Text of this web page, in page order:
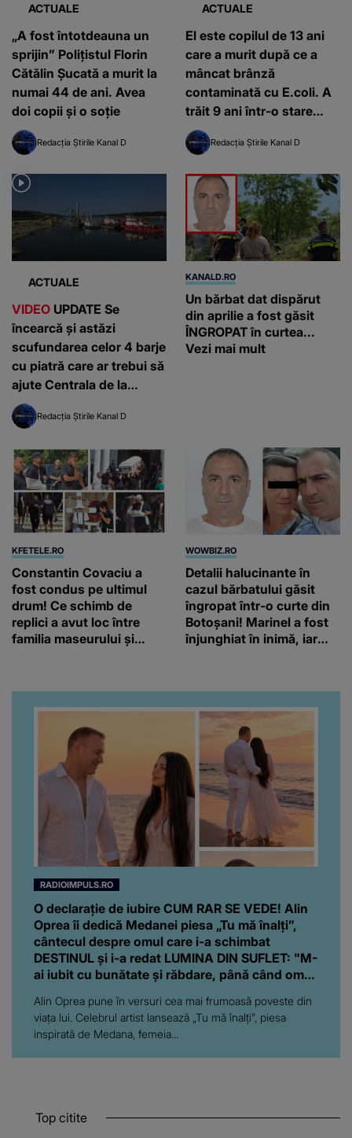
ACTUALE
„A fost întotdeauna un
sprijin” Polițistul Florin
Cătălin Șucată a murit la
numai 44 de ani. Avea
doi copii și o soție
Redacția Știrile Kanal D
ACTUALE
El este copilul de 13 ani
care a murit după ce a
mâncat brânză
contaminată cu E.coli. A
trăit 9 ani într-o stare
vegetativă
Redacția Știrile Kanal D
ACTUALE
VIDEO UPDATE Se
încearcă și astăzi
scufundarea celor 4 barje
cu piatră care ar trebui să
ajute Centrala de la
Cernavodă: „Există un
risc”Redacția Știrile Kanal D
KANALD.RO
Un bărbat dat dispărut
din aprilie a fost găsit
ÎNGROPAT în curtea...
Vezi mai mult
KFETELE.RO
Constantin Covaciu a
fost condus pe ultimul
drum! Ce schimb de
replici a avut loc între
familia maseurului și
obrazul.”
WOWBIZ.RO
Detalii halucinante în
cazul bărbatului găsit
îngropat într-o curte din
Botoșani! Marinel a fost
înjunghiat în inimă, iar
RADIOIMPULS.RO
O declarație de iubire CUM RAR SE VEDE! Alin
Oprea îi dedică Medanei piesa „Tu mă înalți”,
cântecul despre omul care i-a schimbat
DESTINUL și i-a redat LUMINA DIN SUFLET: "M-
ai iubit cu bunătate și răbdare, până când omul
Alin Oprea pune în versuri cea mai frumoasă poveste din
viața lui. Celebrul artist lansează „Tu mă înalți”, piesa
inspirată de Medana, femeia...
Top citite